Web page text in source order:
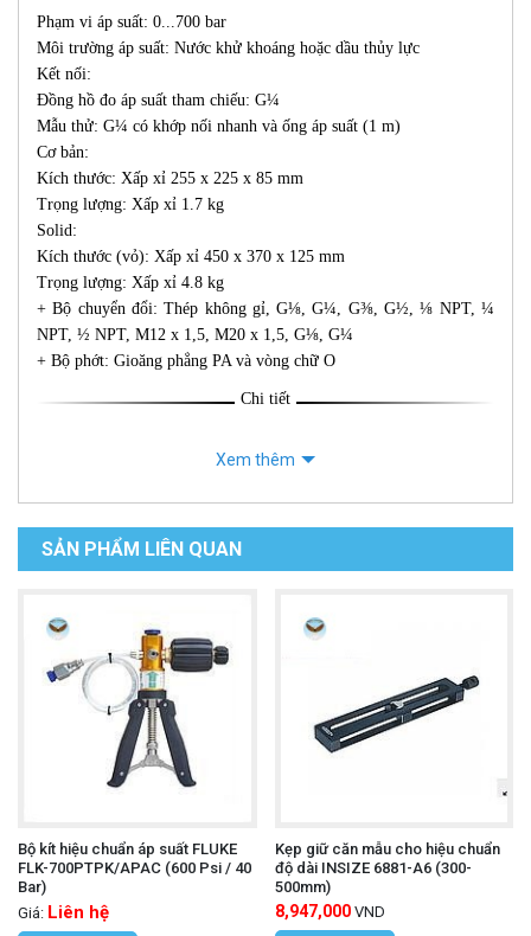
Phạm vi áp suất: 0...700 bar
Môi trường áp suất: Nước khử khoáng hoặc dầu thủy lực
Kết nối:
Đồng hồ đo áp suất tham chiếu: G¼
Mẫu thử: G¼ có khớp nối nhanh và ống áp suất (1 m)
Cơ bản:
Kích thước: Xấp xỉ 255 x 225 x 85 mm
Trọng lượng: Xấp xỉ 1.7 kg
Solid:
Kích thước (vỏ): Xấp xỉ 450 x 370 x 125 mm
Trọng lượng: Xấp xỉ 4.8 kg
+ Bộ chuyển đổi: Thép không gỉ, G⅛, G¼, G⅜, G½, ⅛ NPT, ¼
NPT, ½ NPT, M12 x 1,5, M20 x 1,5, G⅛, G¼
+ Bộ phớt: Gioăng phẳng PA và vòng chữ O
Chi tiết
Xem thêm
SẢN PHẨM LIÊN QUAN
Bộ kít hiệu chuẩn áp suất FLUKE
FLK-700PTPK/APAC (600 Psi / 40
Bar)
Giá: Liên hệ
Kẹp giữ căn mẫu cho hiệu chuẩn
độ dài INSIZE 6881-A6 (300-
500mm)
8,947,000 VND